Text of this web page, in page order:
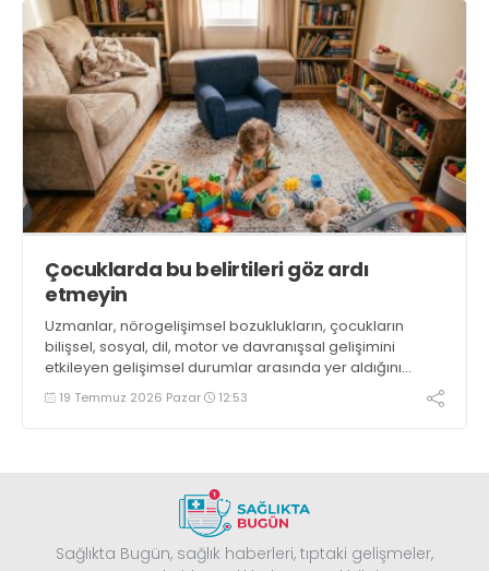
Çocuklarda bu belirtileri göz ardı
etmeyin
Uzmanlar, nörogelişimsel bozuklukların, çocukların
bilişsel, sosyal, dil, motor ve davranışsal gelişimini
etkileyen gelişimsel durumlar arasında yer aldığını
söylüyor
19 Temmuz 2026 Pazar 12:53
Sağlıkta Bugün, sağlık haberleri, tıptaki gelişmeler,